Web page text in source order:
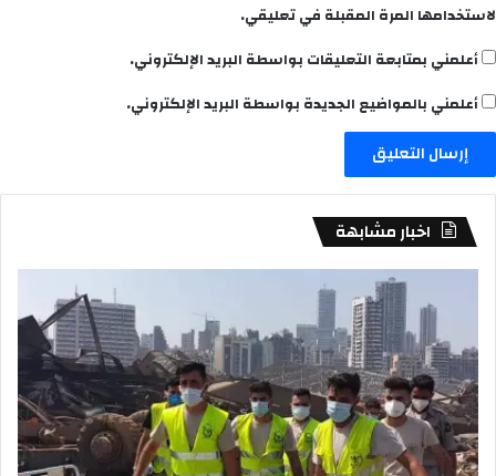
لاستخدامها المرة المقبلة في تعليقي.
أعلمني بمتابعة التعليقات بواسطة البريد الإلكتروني.
أعلمني بالمواضيع الجديدة بواسطة البريد الإلكتروني.
اخبار مشابهة